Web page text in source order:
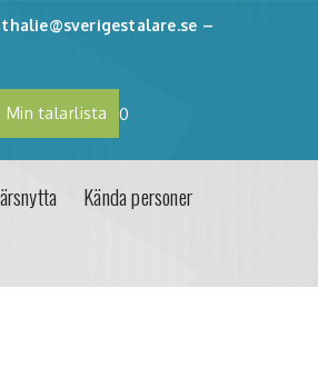
–
Min talarlista 0
Kända personer